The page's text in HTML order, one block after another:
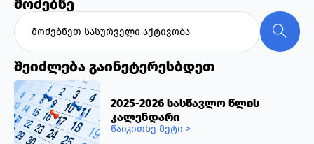
მოძებნე
შეიძლება გაინეტერესბდეთ
2025-2026 სასწავლო წლის
კალენდარი
წაიკითხე მეტი >